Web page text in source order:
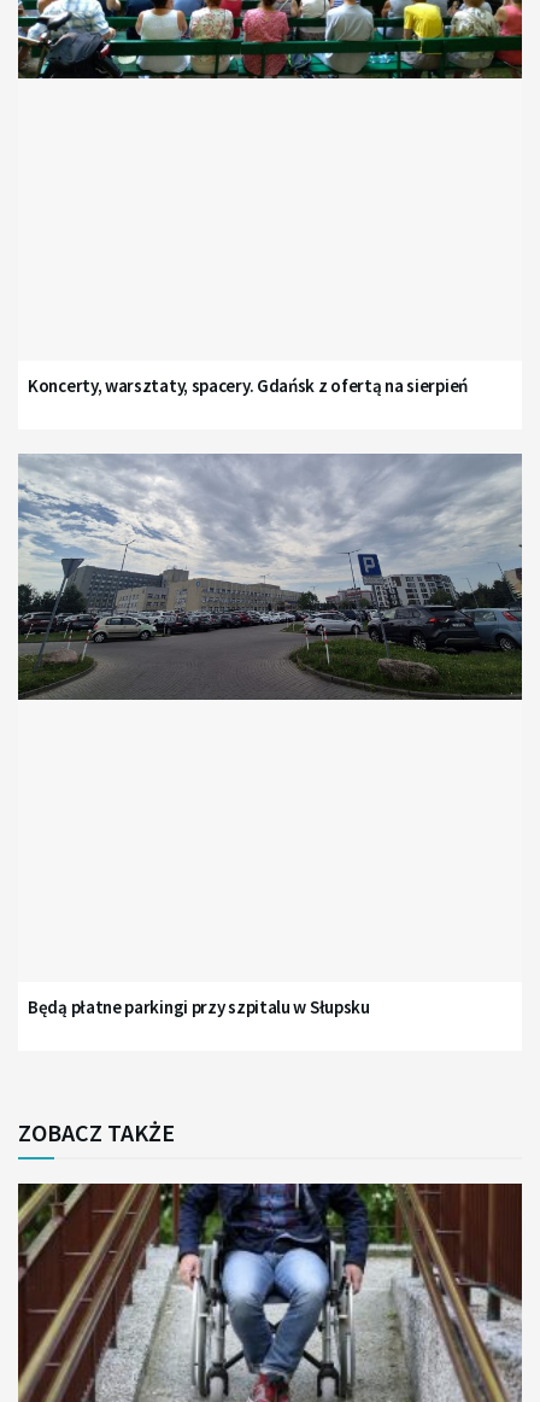
Koncerty, warsztaty, spacery. Gdańsk z ofertą na sierpień
Będą płatne parkingi przy szpitalu w Słupsku
ZOBACZ TAKŻE